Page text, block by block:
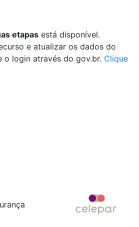
etapas está disponível.
e atualizar os dados do
o login através do gov.br. Clique